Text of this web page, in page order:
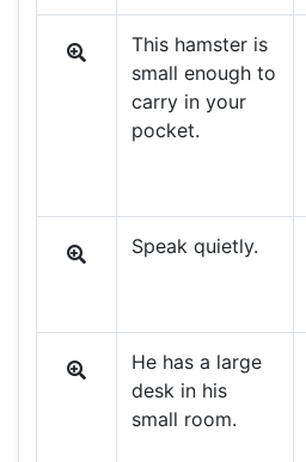
This hamster is
small enough to
carry in your
pocket.
Speak quietly.
He has a large
desk in his
small room.